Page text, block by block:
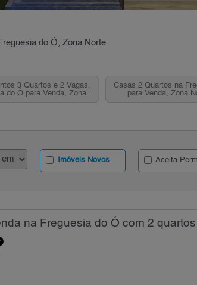
Freguesia do Ó, Zona Norte
3 Quartos e 2 Vagas,
do Ó para Venda, Zona
Casas 2 Quartos na
para Venda, Zona
Imóveis Novos Aceita
na Freguesia do Ó com 2 quartos